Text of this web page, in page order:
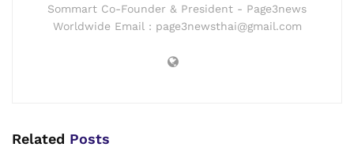
Sommart Co-Founder & President - Page3news
Worldwide Email : page3newsthai@gmail.com
Related Posts